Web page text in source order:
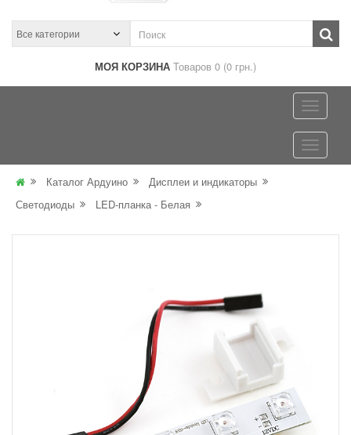
МОЯ КОРЗИНА Товаров 0 (0 грн.)
Каталог Ардуино
Дисплеи и индикаторы
Светодиоды
LED-планка - Белая